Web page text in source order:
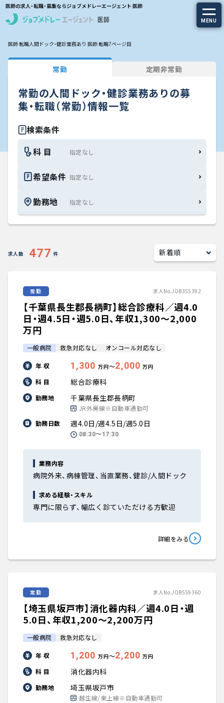
医師の求人・転職・募集ならジョブメドレーエージェント 医師
MENU
求人を探す
常勤の求人
定期非常勤の求人
特集から探す
エージェントサービス
エージェントサービスTOP
サービスの流れ
知りたい・聞きたい
転職成功事例
医師の転職マニュアル
データで見る医師の平均年収
医師に役立つ取材記事
大学医局紹介
医師 転職人間ドック・健診業務あり 医師 転職7ページ目
常勤 定期非常勤
常勤の人間ドック・健診業務ありの募
集・転職（常勤）情報一覧
検索条件
科 目
希望条件
勤務地
求人数 477 件
常勤 求人No.JOB355392
【千葉県長生郡長柄町】総合診療科／週4.0
日・週4.5日・週5.0日、年収1,300〜2,000
万円
一般病院 救急対応なし オンコール対応なし
年 収 1,300 万円〜2,000 万円
科 目 総合診療科
勤務地 千葉県長生郡長柄町
JR外房線※自動車通勤可
勤務日数
週4.0日/週4.5日/週5.0日
08:30〜17:30
業務内容
病院外来、病棟管理、当直業務、健診/人間ドック
求める経験・スキル
専門に限らず、幅広く診ていただける方歓迎
詳細をみる
常勤 求人No.JOB559360
【埼玉県坂戸市】消化器内科／週4.0日・週
5.0日、年収1,200〜2,200万円
一般病院 救急対応なし
年 収 1,200 万円〜2,200 万円
科 目 消化器内科
勤務地 埼玉県坂戸市
越生線/東上線※自動車通勤可